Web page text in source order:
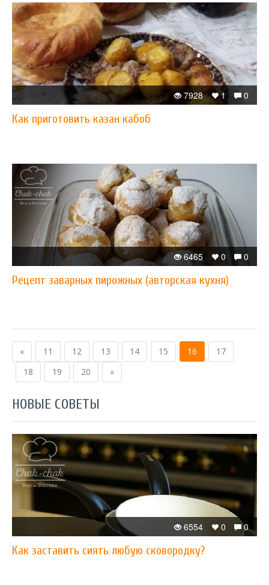
0
1
7928
Как приготовить казан кабоб
0
0
6465
Рецепт заварных пирожных (авторская кухня)
« 11 12 13 14 15 16
17
18
19 20 »
НОВЫЕ СОВЕТЫ
0
0
6554
Как заставить сиять любую сковородку?